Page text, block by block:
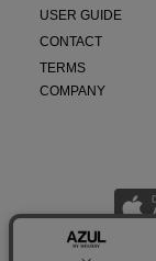
USER GUIDE
CONTACT
TERMS
COMPANY